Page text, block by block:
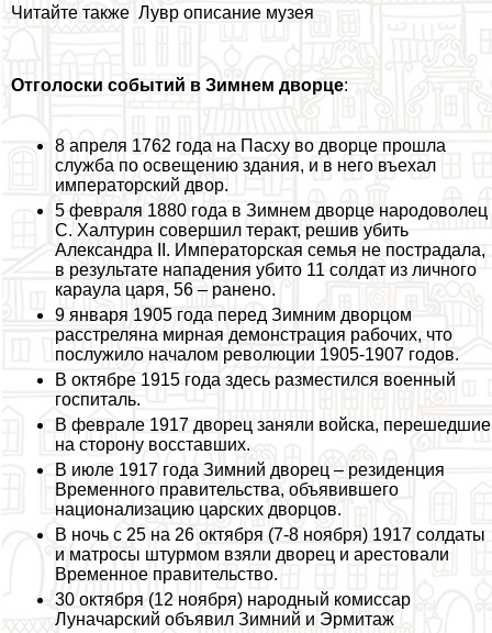
Читайте также Лувр описание музея
Отголоски событий в Зимнем дворце:
8 апреля 1762 года на Пасху во дворце прошла
служба по освещению здания, и в него въехал
императорский двор.
5 февраля 1880 года в Зимнем дворце народоволец
С. Халтурин совершил теpaкт, решив убить
Александра II. Императорская семья не пострадала,
в результате нападения убито 11 солдат из личного
караула царя, 56 – ранено.
9 января 1905 года перед Зимним дворцом
расстреляна мирная демонстрация рабочих, что
послужило началом революции 1905-1907 годов.
В октябре 1915 года здесь разместился военный
госпиталь.
В феврале 1917 дворец заняли войска, перешедшие
на сторону восставших.
В июле 1917 года Зимний дворец – резиденция
Временного правительства, объявившего
национализацию царских дворцов.
В ночь с 25 на 26 октября (7-8 ноября) 1917 солдаты
и матросы штурмом взяли дворец и арестовали
Временное правительство.
30 октября (12 ноября) народный комиссар
Луначарский объявил Зимний и Эрмитаж